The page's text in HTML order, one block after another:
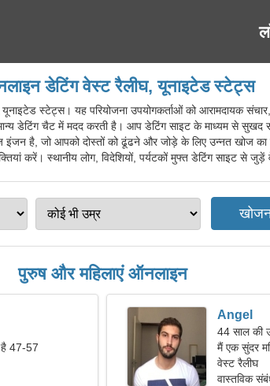
डेटिंग वेस्ट रैलीघ, यूनाइटेड स्टेट्स
स्टेट्स। यह परियोजना उपयोगकर्ताओं को आरामदायक
डेटिंग चैट में मदद करती है। आप डेटिंग साइट के माध्यम से सुखद
है, जो आपको दोस्तों को ढूंढने और जोड़े के लिए उन्नत खोज का
करें। स्थानीय लोग, विदेशियों, पर्यटकों मुफ्त डेटिंग साइट से
पुरुष और महिलाएं ऑनलाइन
है 47-57
Angel
44 साल की
मैं एक सुंदर
वेस्ट रैलीघ
वास्तविक